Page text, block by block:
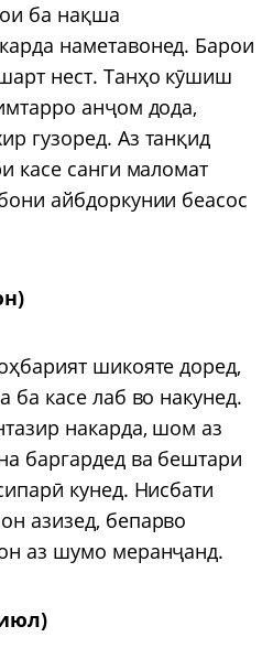
ба нақша
наметавонед. Барои
нест. Танҳо кӯшиш
анҷом дода,
гузоред. Аз танқид
касе санги маломат
айбдоркунии беасос
шикояте доред,
ба касе лаб во накунед.
накарда, шом аз
баргардед ва бештари
кунед. Нисбати
азизед, бепарво
аз шумо меранҷанд.